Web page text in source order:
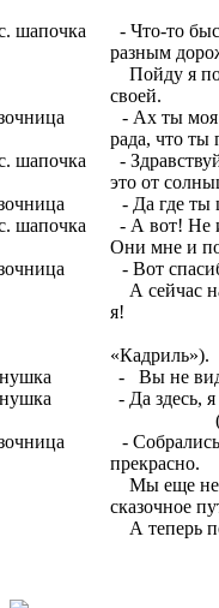
шапочка - Что-то
разным
я побыстрей,
своей.
- Ах ты моя
рада, что ты
шапочка - Здравствуй,
это от
- Да где ты
шапочка - А вот! Не
Они мне и
- Вот спасибо!
на танец
я!
«Кадриль»).
- Вы не
- Да здесь, я
- Собрались
прекрасно.
не раз
сказочное
пора